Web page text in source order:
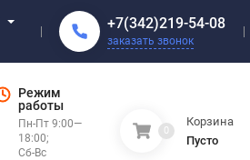
+7(342)219-54-08
заказать звонок
Режим
работы
Пн-Пт 9:00—
18:00;
Сб-Вс
0
Корзина
Пусто